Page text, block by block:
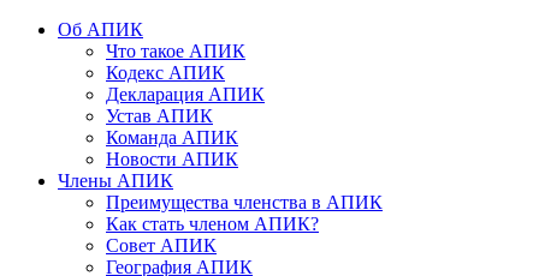
Об АПИК
Что такое АПИК
Кодекс АПИК
Декларация АПИК
Устав АПИК
Команда АПИК
Новости АПИК
Члены АПИК
Преимущества членства в АПИК
Как стать членом АПИК?
Совет АПИК
География АПИК